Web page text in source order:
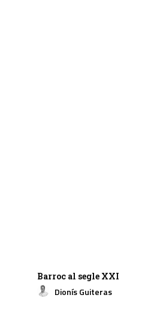
Barroc al segle XXI
Dionís Guiteras